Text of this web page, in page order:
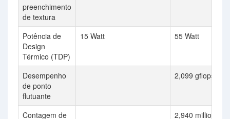
preenchimento
de textura
Potência de
Design
Térmico (TDP)
15 Watt 55 Watt
Desempenho
de ponto
flutuante
2,099 gflops
Contagem de 2,940 million